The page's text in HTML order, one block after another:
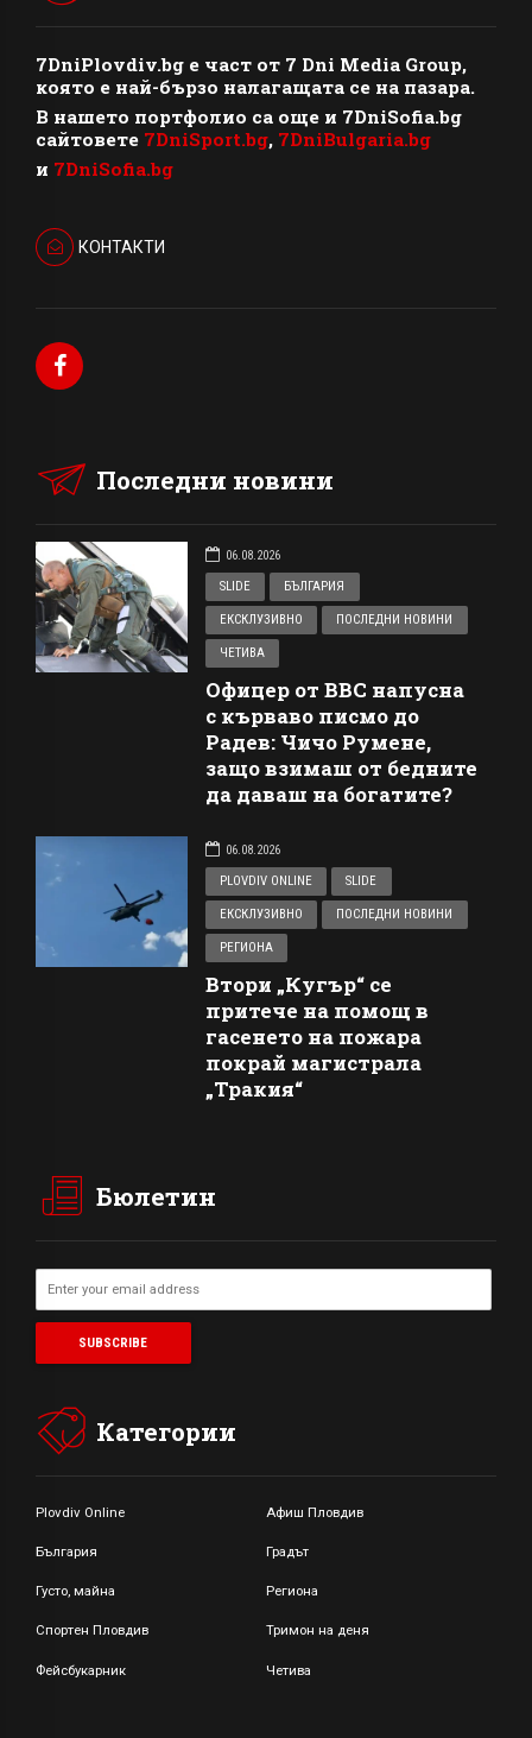
7DniPlovdiv.bg e част от 7 Dni Media Group,
която е най-бързо налагащата се на пазара.
В нашето портфолио са още и 7DniSofia.bg
сайтовете 7DniSport.bg, 7DniBulgaria.bg
и 7DniSofia.bg
КОНТАКТИ
Последни новини
06.08.2026
SLIDE
БЪЛГАРИЯ
ЕКСКЛУЗИВНО ПОСЛЕДНИ НОВИНИ
ЧЕТИВА
Офицер от ВВС напусна
с кърваво писмо до
Радев: Чичо Румене,
защо взимаш от бедните
да даваш на богатите?
06.08.2026
PLOVDIV ONLINE
SLIDE
ЕКСКЛУЗИВНО ПОСЛЕДНИ НОВИНИ
РЕГИОНА
Втори „Кугър“ се
притече на помощ в
гасенето на пожара
покрай магистрала
„Тракия“
Бюлетин
Категории
Plovdiv Online Афиш Пловдив
България Градът
Густо, майна Региона
Спортен Пловдив Тримон на деня
Фейсбукарник Четива